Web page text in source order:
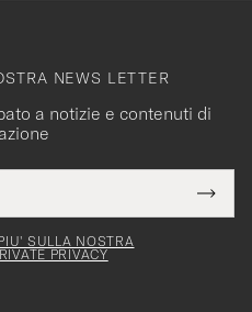
NEWS LETTER
a notizie e contenuti di
SULLA NOSTRA
PRIVACY